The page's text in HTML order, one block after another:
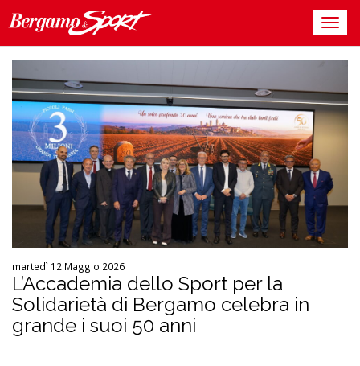
martedì 12 Maggio 2026
L’Accademia dello Sport per la
Solidarietà di Bergamo celebra in
grande i suoi 50 anni